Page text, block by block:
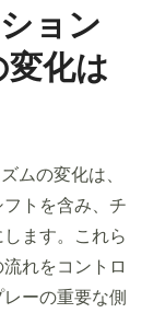
ョン
化は
ムの変化は、
トを含み、チ
ます。これら
れをコントロ
ーの重要な側